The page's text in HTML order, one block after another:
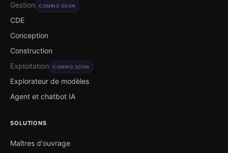
Gestion COMING SOON
CDE
Conception
Construction
Exploitation
COMING SOON
Explorateur de modèles
Agent et chatbot IA
SOLUTIONS
Maîtres d'ouvrage